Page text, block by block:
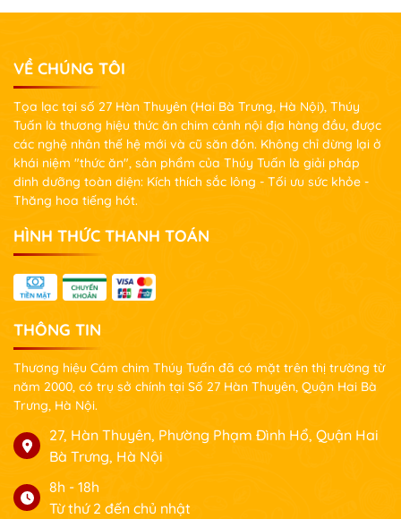
VỀ CHÚNG TÔI
Tọa lạc tại số 27 Hàn Thuyên (Hai Bà Trưng, Hà Nội), Thúy
Tuấn là thương hiệu thức ăn chim cảnh nội địa hàng đầu, được
các nghệ nhân thế hệ mới và cũ săn đón. Không chỉ dừng lại ở
khái niệm "thức ăn", sản phẩm của Thúy Tuấn là giải pháp
dinh dưỡng toàn diện: Kích thích sắc lông - Tối ưu sức khỏe -
Thăng hoa tiếng hót.
HÌNH THỨC THANH TOÁN
THÔNG TIN
Thương hiệu Cám chim Thúy Tuấn đã có mặt trên thị trường từ
năm 2000, có trụ sở chính tại Số 27 Hàn Thuyên, Quận Hai Bà
Trưng, Hà Nội.
27, Hàn Thuyên, Phường Phạm Đình Hổ, Quận Hai
Bà Trưng, Hà Nội
8h - 18h
Từ thứ 2 đến chủ nhật